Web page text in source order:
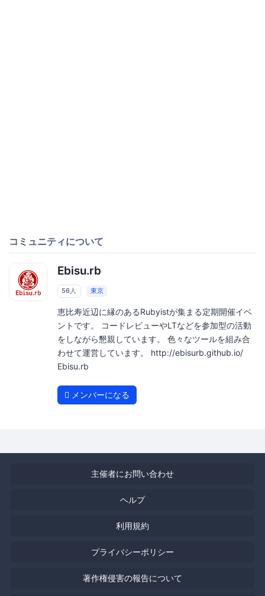
コミュニティについて
Ebisu.rb
56人 東京
恵比寿近辺に縁のあるRubyistが集まる定期開催イベ
ントです。 コードレビューやLTなどを参加型の活動
をしながら懇親しています。 色々なツールを組み合
わせて運営しています。 http://ebisurb.github.io/
Ebisu.rb
メンバーになる
主催者にお問い合わせ
ヘルプ
利用規約
プライバシーポリシー
著作権侵害の報告について